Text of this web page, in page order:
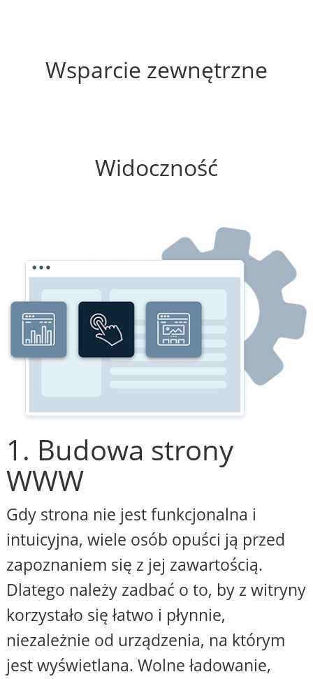
Wsparcie zewnętrzne
Widoczność
1. Budowa strony
WWW
Gdy strona nie jest funkcjonalna i
intuicyjna, wiele osób opuści ją przed
zapoznaniem się z jej zawartością.
Dlatego należy zadbać o to, by z witryny
korzystało się łatwo i płynnie,
niezależnie od urządzenia, na którym
jest wyświetlana. Wolne ładowanie,